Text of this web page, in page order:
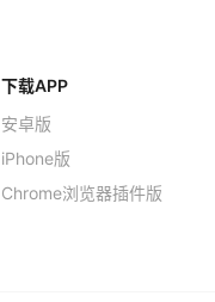
下载APP
安卓版
iPhone版
Chrome浏览器插件版